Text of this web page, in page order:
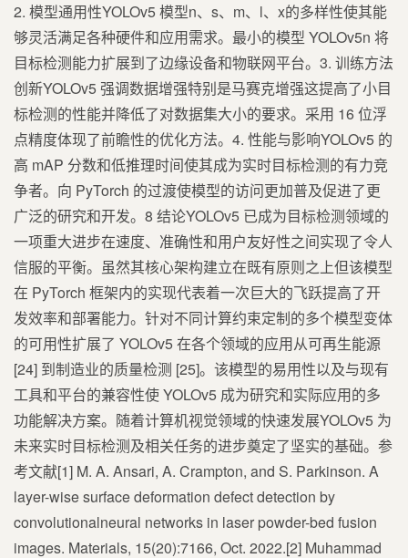
2. 模型通用性YOLOv5 模型n、s、m、l、x的多样性使其能
够灵活满足各种硬件和应用需求。最小的模型 YOLOv5n 将
目标检测能力扩展到了边缘设备和物联网平台。3. 训练方法
创新YOLOv5 强调数据增强特别是马赛克增强这提高了小目
标检测的性能并降低了对数据集大小的要求。采用 16 位浮
点精度体现了前瞻性的优化方法。4. 性能与影响YOLOv5 的
高 mAP 分数和低推理时间使其成为实时目标检测的有力竞
争者。向 PyTorch 的过渡使模型的访问更加普及促进了更
广泛的研究和开发。8 结论YOLOv5 已成为目标检测领域的
一项重大进步在速度、准确性和用户友好性之间实现了令人
信服的平衡。虽然其核心架构建立在既有原则之上但该模型
在 PyTorch 框架内的实现代表着一次巨大的飞跃提高了开
发效率和部署能力。针对不同计算约束定制的多个模型变体
的可用性扩展了 YOLOv5 在各个领域的应用从可再生能源
[24] 到制造业的质量检测 [25]。该模型的易用性以及与现有
工具和平台的兼容性使 YOLOv5 成为研究和实际应用的多
功能解决方案。随着计算机视觉领域的快速发展YOLOv5 为
未来实时目标检测及相关任务的进步奠定了坚实的基础。参
考文献[1] M. A. Ansari, A. Crampton, and S. Parkinson. A
layer-wise surface deformation defect detection by
convolutionalneural networks in laser powder-bed fusion
images. Materials, 15(20):7166, Oct. 2022.[2] Muhammad